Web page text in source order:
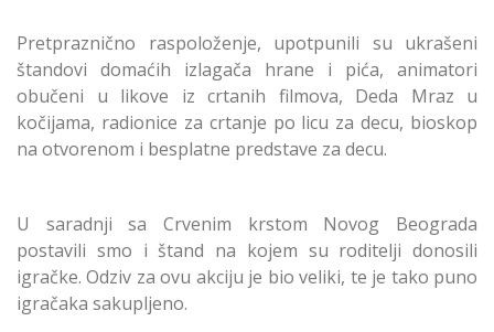
Pretpraznično raspoloženje, upotpunili su ukrašeni
štandovi domaćih izlagača hrane i pića, animatori
obučeni u likove iz crtanih filmova, Deda Mraz u
kočijama, radionice za crtanje po licu za decu, bioskop
na otvorenom i besplatne predstave za decu.
U saradnji sa Crvenim krstom Novog Beograda
postavili smo i štand na kojem su roditelji donosili
igračke. Odziv za ovu akciju je bio veliki, te je tako puno
igračaka sakupljeno.